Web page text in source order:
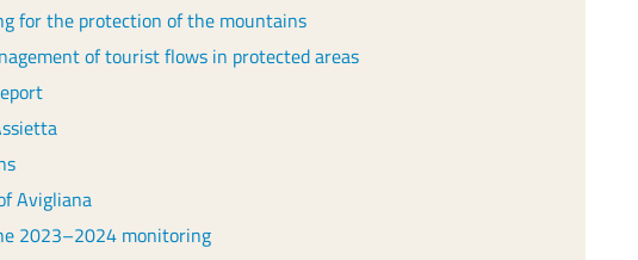
for the protection of the mountains
of tourist flows in protected areas
Avigliana
2023–2024 monitoring